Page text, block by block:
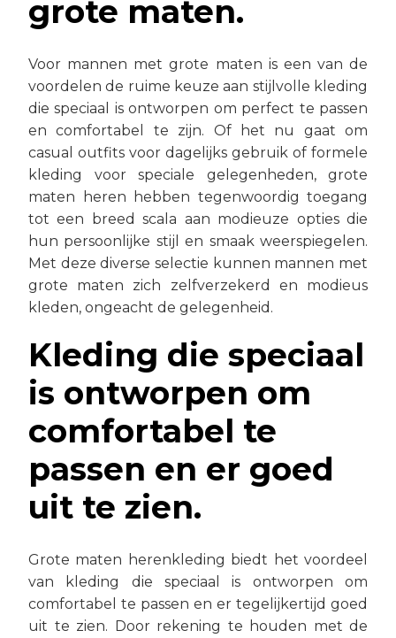
grote maten.
Voor mannen met grote maten is een van de
voordelen de ruime keuze aan stijlvolle kleding
die speciaal is ontworpen om perfect te passen
en comfortabel te zijn. Of het nu gaat om
casual outfits voor dagelijks gebruik of formele
kleding voor speciale gelegenheden, grote
maten heren hebben tegenwoordig toegang
tot een breed scala aan modieuze opties die
hun persoonlijke stijl en smaak weerspiegelen.
Met deze diverse selectie kunnen mannen met
grote maten zich zelfverzekerd en modieus
kleden, ongeacht de gelegenheid.
Kleding die speciaal
is ontworpen om
comfortabel te
passen en er goed
uit te zien.
Grote maten herenkleding biedt het voordeel
van kleding die speciaal is ontworpen om
comfortabel te passen en er tegelijkertijd goed
uit te zien. Door rekening te houden met de